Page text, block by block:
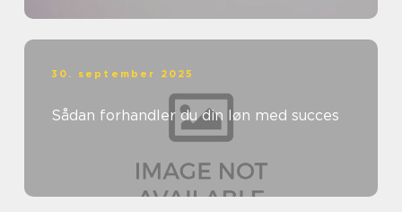
30. september 2025
Sådan forhandler du din løn med succes